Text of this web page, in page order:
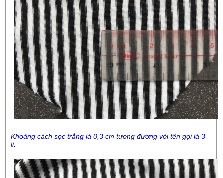
Khoảng cách sọc trắng là 0,3 cm tương đương với tên gọi là 3
li.